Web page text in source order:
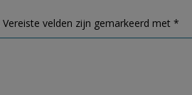
Vereiste velden zijn gemarkeerd met *